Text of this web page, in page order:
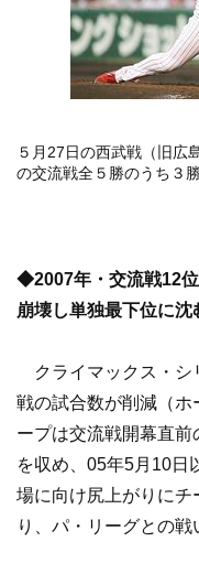
５月27日の西武戦（旧広
の交流戦全５勝のうち３
◆2007年・交流戦12
崩壊し単独最下位に沈
クライマックス・シ
戦の試合数が削減（ホ
ープは交流戦開幕直前
を収め、05年5月10日
場に向け尻上がりにチ
り、パ・リーグとの戦